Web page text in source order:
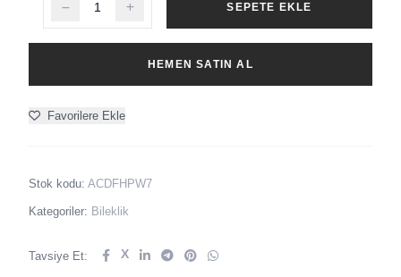
SEPETE EKLE
HEMEN SATIN AL
Favorilere Ekle
Stok kodu: ACDFHPW7
Kategoriler: Bileklik
Tavsiye Et: X